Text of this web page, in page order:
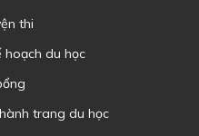
thi
hoạch du học
trang du học